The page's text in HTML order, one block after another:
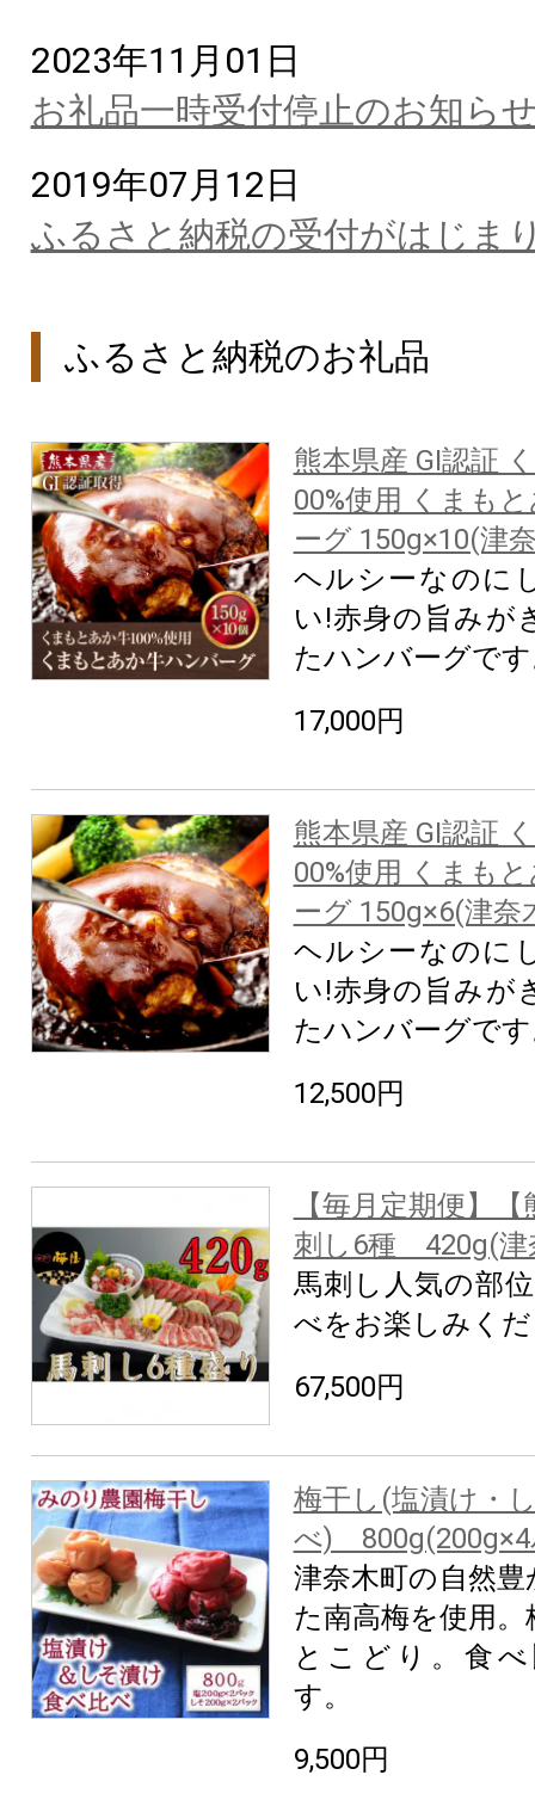
2023年11月01日
お礼品一時受付停止のお知ら
2019年07月12日
ふるさと納税の受付がはじま
ふるさと納税のお礼品
熊本県産 GI認証
00%使用 くまも
ーグ 150g×10(津
ヘルシーなのに
い!赤身の旨みが
たハンバーグで
17,000円
熊本県産 GI認証
00%使用 くまも
ーグ 150g×6(津奈
ヘルシーなのに
い!赤身の旨みが
たハンバーグで
12,500円
【毎月定期便】
刺し6種 420g(津
馬刺し人気の部
べをお楽しみく
67,500円
梅干し(塩漬け・
べ) 800g(200g×4
津奈木町の自然
た南高梅を使用
とこどり。食
す。
9,500円